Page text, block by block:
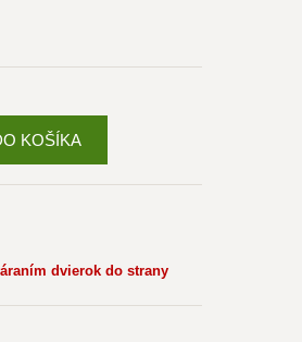
KOŠÍKA
dvierok do strany